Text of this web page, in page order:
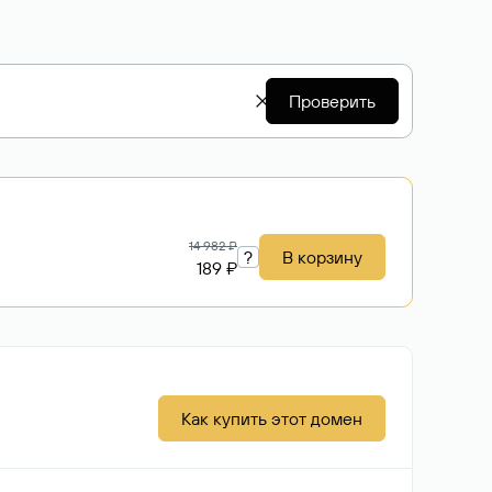
Проверить
14 982 ₽
189 ₽ ? В корзину
Как купить этот домен